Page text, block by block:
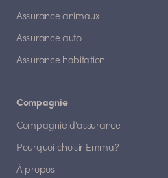
Assurance animaux
Assurance auto
Assurance habitation
Compagnie
Compagnie d'assurance
Pourquoi choisir Emma?
À propos